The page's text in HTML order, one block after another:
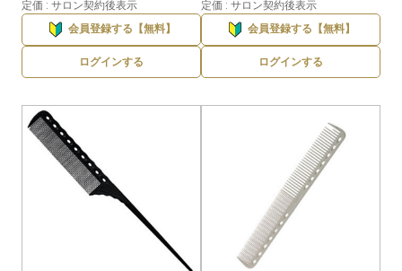
定価 : サロン契約後表示
会員登録する【無料】
ログインする
定価 : サロン契約後表示
会員登録する【無料】
ログインする